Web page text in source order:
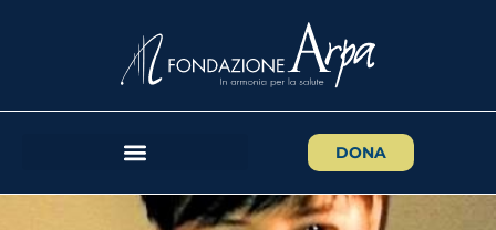
DONA